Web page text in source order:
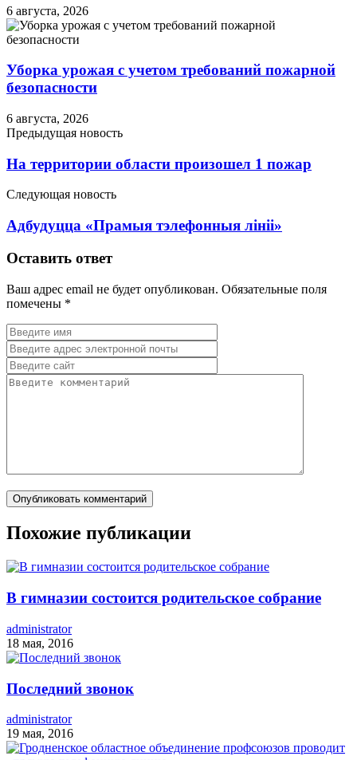
6 августа, 2026
Уборка урожая с учетом требований пожарной
безопасности
6 августа, 2026
Предыдущая новость
На территории области произошел 1 пожар
Следующая новость
Адбудуцца «Прамыя тэлефонныя лініі»
Оставить ответ
Ваш адрес email не будет опубликован. Обязательные поля
помечены *
Похожие публикации
В гимназии состоится родительское собрание
administrator
18 мая, 2016
Последний звонок
administrator
19 мая, 2016